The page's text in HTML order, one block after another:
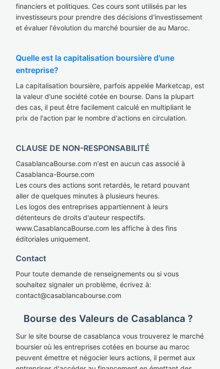
financiers et politiques. Ces cours sont utilisés par les
investisseurs pour prendre des décisions d'investissement
et évaluer l'évolution du marché boursier de au Maroc.
Quelle est la capitalisation boursière d'une
entreprise?
La capitalisation boursière, parfois appelée Marketcap, est
la valeur d'une société cotée en bourse. Dans la plupart
des cas, il peut être facilement calculé en multipliant le
prix de l'action par le nombre d'actions en circulation.
CLAUSE DE NON-RESPONSABILITÉ
CasablancaBourse.com n'est en aucun cas associé à
Casablanca-Bourse.com
Les cours des actions sont retardés, le retard pouvant
aller de quelques minutes à plusieurs heures.
Les logos des entreprises appartiennent à leurs
détenteurs de droits d'auteur respectifs.
www.CasablancaBourse.com les affiche à des fins
éditoriales uniquement.
Contact
Pour toute demande de renseignements ou si vous
souhaitez signaler un problème, écrivez à:
contact@casablancabourse.com
Bourse des Valeurs de Casablanca ?
Sur le site bourse de casablanca vous trouverez le marché
boursier où les entreprises cotées en bourse au maroc
peuvent émettre et négocier leurs actions, il permet aux